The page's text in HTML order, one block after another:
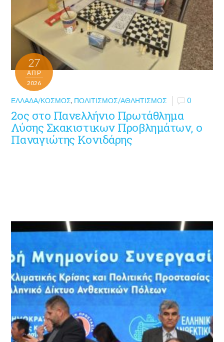
27
ΑΠΡ
2026
ΕΛΛΆΔΑ/ΚΌΣΜΟΣ, ΠΟΛΙΤΙΣΜΌΣ/ΑΘΛΗΤΙΣΜΌΣ 0
2ος στο Πανελλήνιο Πρωτάθλημα
Λύσης Σκακιστικων Προβλημάτων, ο
Παναγιώτης Κονιδάρης